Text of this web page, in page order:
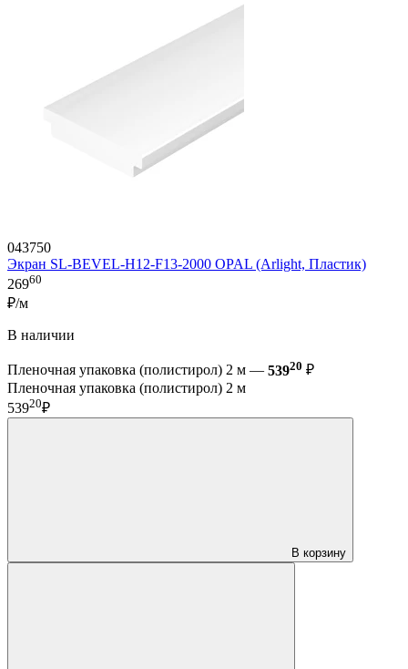
043750
Экран SL-BEVEL-H12-F13-2000 OPAL (Arlight, Пластик)
26960
₽/м
В наличии
Пленочная упаковка (полистирол) 2 м — 53920 ₽
Пленочная упаковка (полистирол) 2 м
53920₽
В корзину